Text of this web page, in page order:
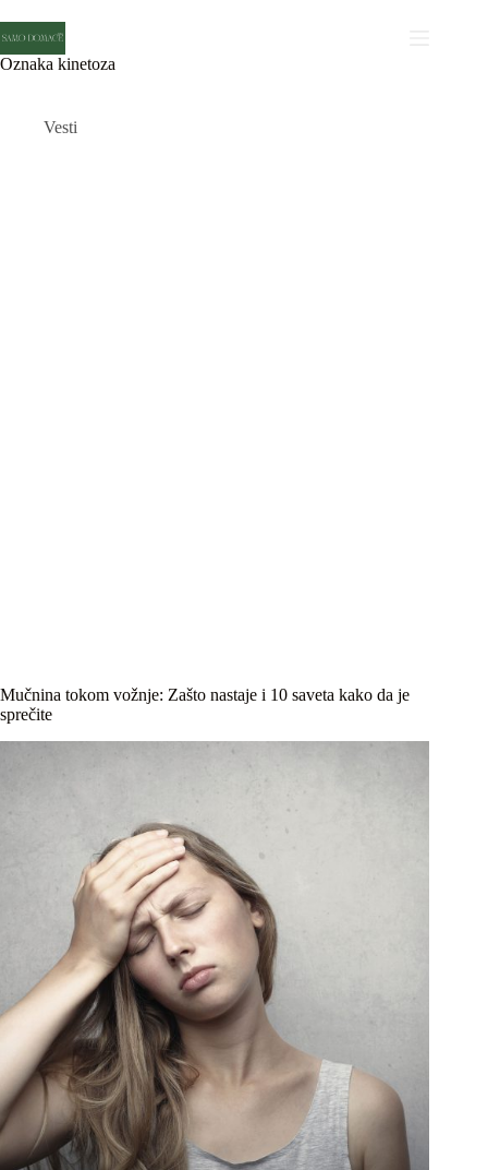
to
content
Oznaka kinetoza
Vesti
Mučnina tokom vožnje: Zašto nastaje i 10 saveta kako da je
sprečite